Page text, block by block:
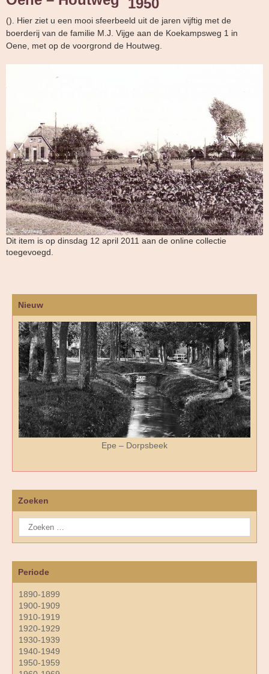
1950
(). Hier ziet u een mooi sfeerbeeld uit de jaren vijftig met de
boerderij van de familie M.J. Vijge aan de Koekampsweg 1 in
Oene, met op de voorgrond de Houtweg.
Dit item is op dinsdag 12 april 2011 aan de online collectie
toegevoegd.
Nieuw
Epe – Dorpsbeek
Zoeken
Periode
1890-1899
1900-1909
1910-1919
1920-1929
1930-1939
1940-1949
1950-1959